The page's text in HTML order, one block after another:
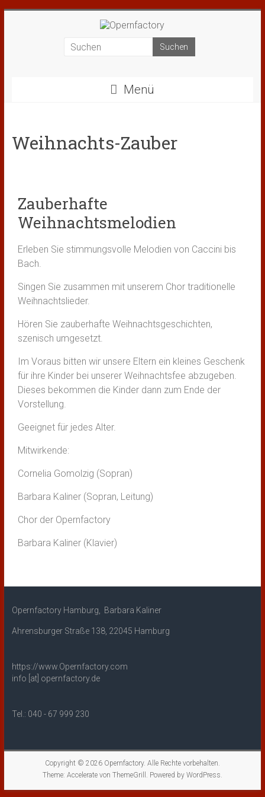
Menü
Weihnachts-Zauber
Zauberhafte
Weihnachtsmelodien
Erleben Sie stimmungsvolle Melodien von Caccini bis
Bach.
Singen Sie zusammen mit unserem Chor traditionelle
Weihnachtslieder.
Hören Sie zauberhafte Weihnachtsgeschichten,
szenisch umgesetzt.
Im Voraus bitten wir unsere Eltern ein kleines Geschenk
für ihre Kinder bei unserer Weihnachtsfee abzugeben.
Dieses bekommen die Kinder dann zum Ende der
Vorstellung.
Geeignet für jedes Alter.
Mitwirkende:
Cornelia Gomolzig (Sopran)
Barbara Kaliner (Sopran, Leitung)
Chor der Opernfactory
Barbara Kaliner (Klavier)
Opernfactory Hamburg, Barbara Kaliner
Ahrensburger Straße 138, 22045 Hamburg
https://www.Opernfactory.com
info [at] opernfactory.de
Tel.: 040 - 67 999 230
Copyright © 2026 Opernfactory. Alle Rechte vorbehalten.
Theme: Acceleratevon ThemeGrill. Powered by WordPress.